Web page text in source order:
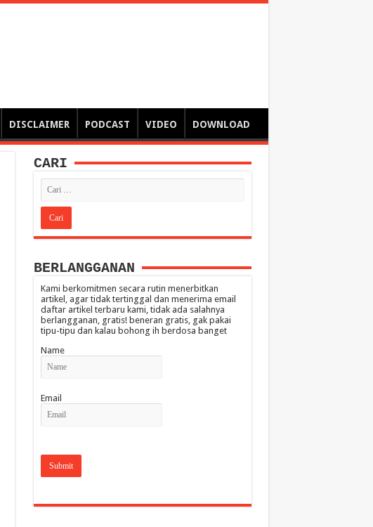
DISCLAIMER PODCAST VIDEO DOWNLOAD
CARI
BERLANGGANAN
Kami berkomitmen secara rutin menerbitkan
artikel, agar tidak tertinggal dan menerima email
daftar artikel terbaru kami, tidak ada salahnya
berlangganan, gratis! beneran gratis, gak pakai
tipu-tipu dan kalau bohong ih berdosa banget
Name
Email